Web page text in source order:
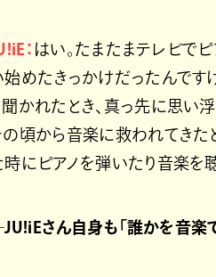
： はい。たまたまテレビで
始めたきっかけだったんです
聞かれたとき、真っ先に思い
の頃から音楽に救われてきた
時にピアノを弾いたり音楽を
さん自身も「誰かを音楽